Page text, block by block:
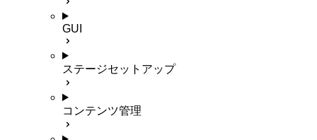
GUI
ステージセットアップ
コンテンツ管理